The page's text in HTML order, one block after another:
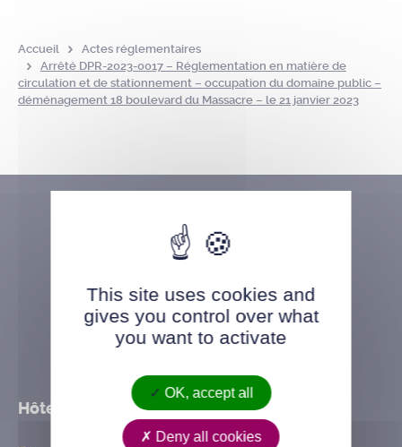
Accueil
Actes réglementaires
Arrêté DPR-2023-0017 – Réglementation en matière de
circulation et de stationnement – occupation du domaine public –
déménagement 18 boulevard du Massacre – le 21 janvier 2023
Hôtel de ville
This site uses cookies and
gives you control over what
you want to activate
OK, accept all
Deny all cookies